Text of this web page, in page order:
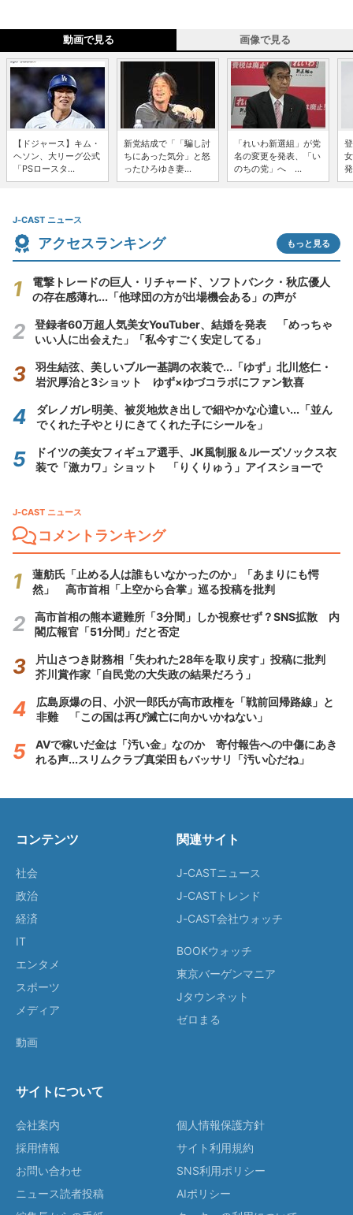
動画で見る 画像で見る
【ドジャース】キム・
ヘソン、大リーグ公式
「PSロースタ...
新党結成で「「騙し討
ちにあった気分」と怒
ったひろゆき妻...
「れいわ新選組」が党
名の変更を発表、「い
のちの党」へ ...
J-CAST ニュース
アクセスランキング もっと見る
電撃トレードの巨人・リチャード、ソフトバンク・秋広優人
の存在感薄れ...「他球団の方が出場機会ある」の声が
登録者60万超人気美女YouTuber、結婚を発表 「めっちゃ
いい人に出会えた」「私今すごく安定してる」
羽生結弦、美しいブルー基調の衣装で...「ゆず」北川悠仁・
岩沢厚治と3ショット ゆず×ゆづコラボにファン歓喜
ダレノガレ明美、被災地炊き出しで細やかな心遣い...「並ん
でくれた子やとりにきてくれた子にシールを」
ドイツの美女フィギュア選手、JK風制服＆ルーズソックス衣
装で「激カワ」ショット 「りくりゅう」アイスショーで
J-CAST ニュース
コメントランキング
蓮舫氏「止める人は誰もいなかったのか」「あまりにも愕
然」 高市首相「上空から合掌」巡る投稿を批判
高市首相の熊本避難所「3分間」しか視察せず？SNS拡散 内
閣広報官「51分間」だと否定
片山さつき財務相「失われた28年を取り戻す」投稿に批判
芥川賞作家「自民党の大失政の結果だろう」
広島原爆の日、小沢一郎氏が高市政権を「戦前回帰路線」と
非難 「この国は再び滅亡に向かいかねない」
AVで稼いだ金は「汚い金」なのか 寄付報告への中傷にあき
れる声...スリムクラブ真栄田もバッサリ「汚い心だね」
コンテンツ
社会
政治
経済
IT
エンタメ
スポーツ
メディア
動画
関連サイト
J-CASTニュース
J-CASTトレンド
J-CAST会社ウォッチ
BOOKウォッチ
東京バーゲンマニア
Jタウンネット
ゼロまる
サイトについて
会社案内
採用情報
お問い合わせ
ニュース読者投稿
個人情報保護方針
サイト利用規約
SNS利用ポリシー
AIポリシー